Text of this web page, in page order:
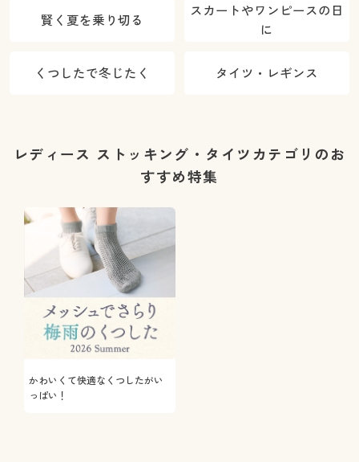
賢く夏を乗り切る
スカートやワンピースの日
に
くつしたで冬じたく タイツ・レギンス
レディース ストッキング・タイツカテゴリのお
すすめ特集
かわいくて快適なくつしたがい
っぱい！